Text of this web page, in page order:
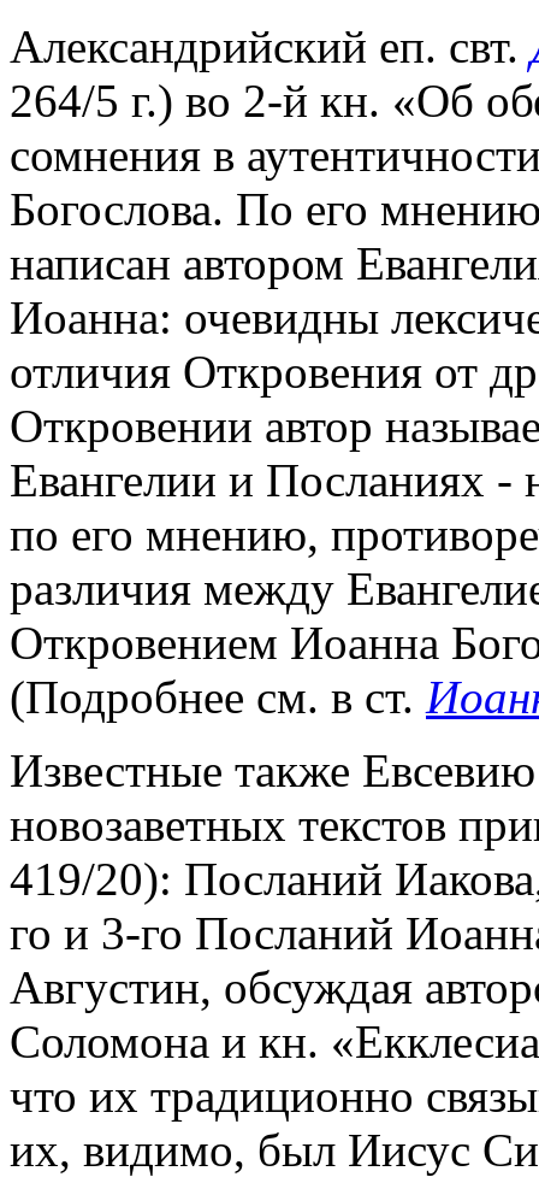
Александрийский еп. свт.
264/5 г.) во 2-й кн. «Об
сомнения в
Богослова. По его
написан автором
Иоанна: очевидны
отличия Откровения от
Откровении автор
Евангелии и Посланиях -
по его мнению,
различия между
Откровением Иоанна
(Подробнее см. в ст.
Известные также
новозаветных текстов
419/20): Посланий
го и 3-го Посланий
Августин, обсуждая
Соломона и кн.
что их традиционно
их, видимо, был Иисус